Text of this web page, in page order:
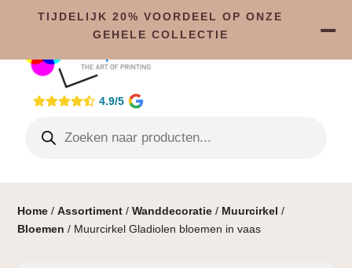
4.9/5
Home /Assortiment /Wanddecoratie / Muurcirkel /
Bloemen / Muurcirkel Gladiolen bloemen in vaas
TIJDELIJK 20% VOORDEEL OP ONZE
GEHELE COLLECTIE